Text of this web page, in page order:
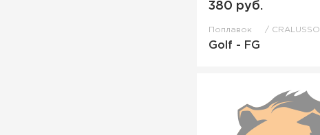
380 руб.
Поплавок CRALUSSO
Golf - FG